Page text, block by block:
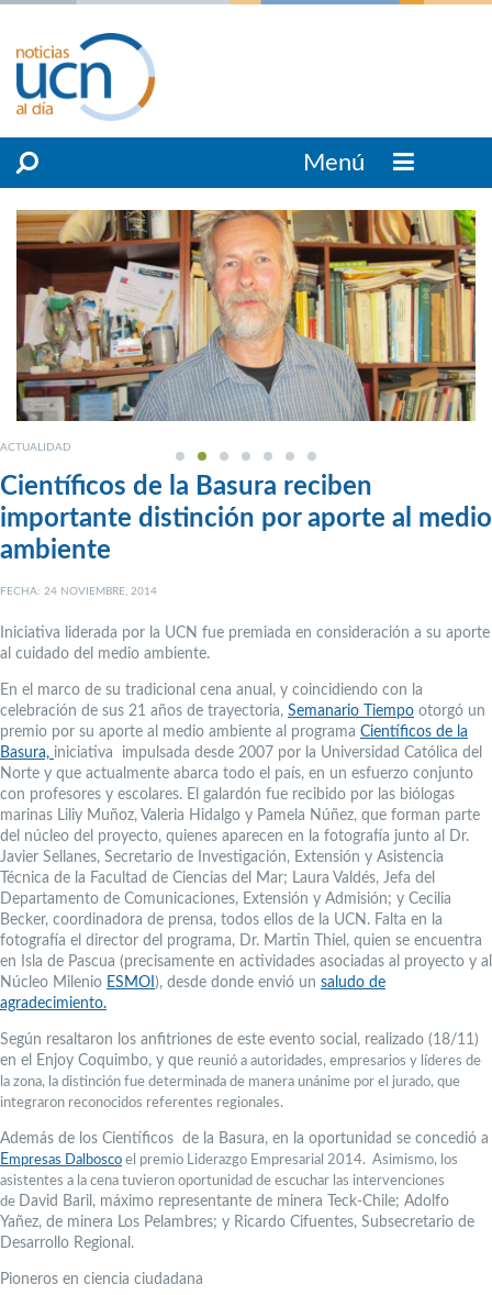
Menú
ACTUALIDAD
Científicos de la Basura reciben
importante distinción por aporte al medio
ambiente
FECHA: 24 NOVIEMBRE, 2014
Iniciativa liderada por la UCN fue premiada en consideración a su aporte
al cuidado del medio ambiente.
En el marco de su tradicional cena anual, y coincidiendo con la
celebración de sus 21 años de trayectoria, Semanario Tiempo otorgó un
premio por su aporte al medio ambiente al programa Científicos de la
Basura, iniciativa impulsada desde 2007 por la Universidad Católica del
Norte y que actualmente abarca todo el país, en un esfuerzo conjunto
con profesores y escolares. El galardón fue recibido por las biólogas
marinas Liliy Muñoz, Valeria Hidalgo y Pamela Núñez, que forman parte
del núcleo del proyecto, quienes aparecen en la fotografía junto al Dr.
Javier Sellanes, Secretario de Investigación, Extensión y Asistencia
Técnica de la Facultad de Ciencias del Mar; Laura Valdés, Jefa del
Departamento de Comunicaciones, Extensión y Admisión; y Cecilia
Becker, coordinadora de prensa, todos ellos de la UCN. Falta en la
fotografía el director del programa, Dr. Martin Thiel, quien se encuentra
en Isla de Pascua (precisamente en actividades asociadas al proyecto y al
Núcleo Milenio ESMOI ), desde donde envió un saludo de
agradecimiento.
Según resaltaron los anfitriones de este evento social, realizado (18/11)
en el Enjoy Coquimbo, y que reunió a autoridades, empresarios y líderes de
la zona, la distinción fue determinada de manera unánime por el jurado, que
integraron reconocidos referentes regionales.
Además de los Científicos de la Basura, en la oportunidad se concedió a
Empresas Dalbosco el premio Liderazgo Empresarial 2014. Asimismo, los
asistentes a la cena tuvieron oportunidad de escuchar las intervenciones
de
David Baril, máximo representante de minera Teck-Chile; Adolfo
Yañez, de minera Los Pelambres; y Ricardo Cifuentes, Subsecretario de
Desarrollo Regional.
Pioneros en ciencia ciudadana